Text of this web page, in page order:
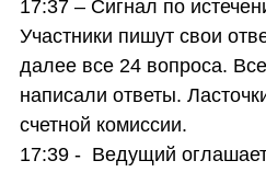
17:37 – Сигнал по
Участники пишут свои
далее все 24 вопроса.
написали ответы.
счетной комиссии.
17:39 -  Ведущий